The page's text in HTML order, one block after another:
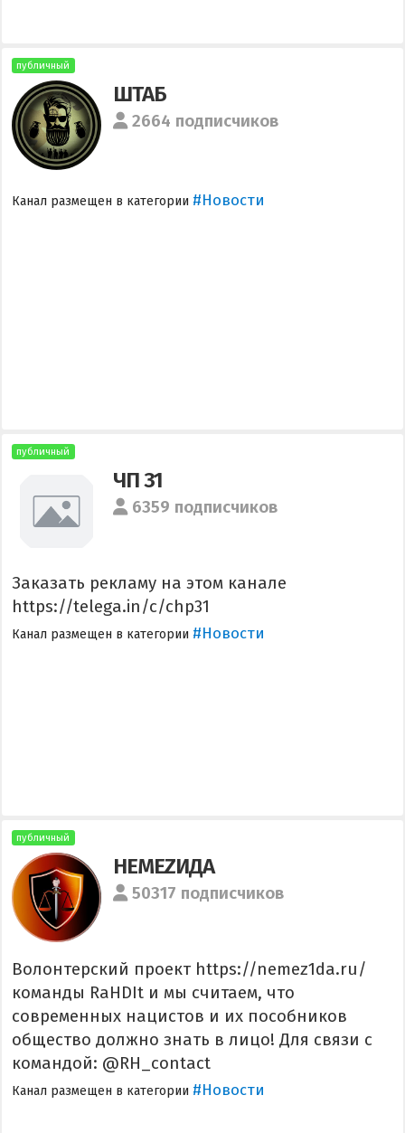
публичный
ШТАБ
2664 подписчиков
Канал размещен в категории #Новости
публичный
ЧП 31
6359 подписчиков
Заказать рекламу на этом канале
https://telega.in/c/chp31
Канал размещен в категории #Новости
публичный
НЕМЕZИДА
50317 подписчиков
Волонтерский проект https://nemez1da.ru/
команды RaHDIt и мы считаем, что
современных нацистов и их пособников
общество должно знать в лицо! Для связи с
командой: @RH_contact
Канал размещен в категории #Новости